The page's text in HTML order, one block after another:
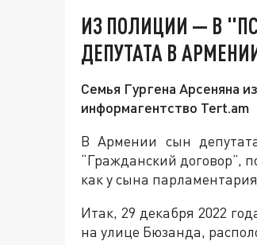
ИЗ ПОЛИЦИИ — В
ДЕПУТАТА В
Семья Гургена Арсеняна
информагентство Tert.am
В Армении сын
“Гражданский договор”,
как у сына
Итак, 29 декабря 2022
на улице Бюзанда,